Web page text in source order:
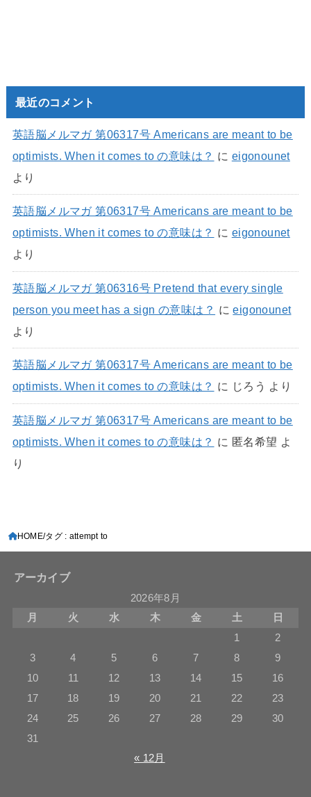
最近のコメント
英語脳メルマガ 第06317号 Americans are meant to be
optimists. When it comes to の意味は？ に eigonounet
より
英語脳メルマガ 第06317号 Americans are meant to be
optimists. When it comes to の意味は？ に eigonounet
より
英語脳メルマガ 第06316号 Pretend that every single
person you meet has a sign の意味は？ にeigonounet
より
英語脳メルマガ 第06317号 Americans are meant to be
optimists. When it comes to の意味は？ に じろう より
英語脳メルマガ 第06317号 Americans are meant to be
optimists. When it comes to の意味は？ に 匿名希望 よ
り
HOME タグ : attempt to
アーカイブ
2026年8月
月
火 水 木 金 土
日
1
2
3
4 5 6 7 8
9
10
11 12 13 14 15
16
17
18 19 20 21 22
23
24
25 26 27 28 29
30
31
« 12月